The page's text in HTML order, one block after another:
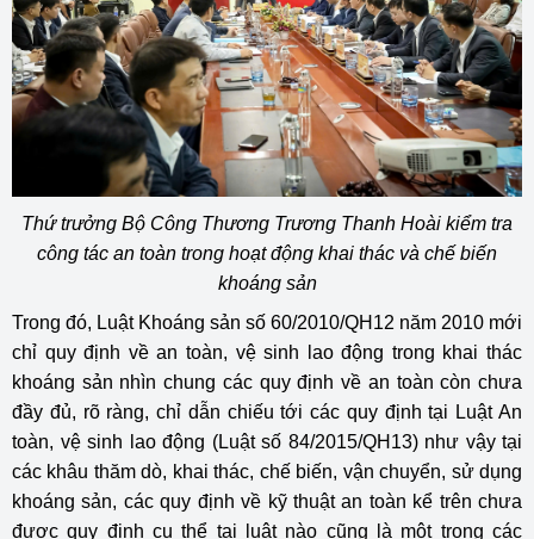
Thứ trưởng Bộ Công Thương Trương Thanh Hoài kiểm tra
công tác an toàn trong hoạt động khai thác và chế biến
khoáng sản
Trong đó, Luật Khoáng sản số 60/2010/QH12 năm 2010 mới
chỉ quy định về an toàn, vệ sinh lao động trong khai thác
khoáng sản nhìn chung các quy định về an toàn còn chưa
đầy đủ, rõ ràng, chỉ dẫn chiếu tới các quy định tại Luật An
toàn, vệ sinh lao động (Luật số 84/2015/QH13) như vậy tại
các khâu thăm dò, khai thác, chế biến, vận chuyển, sử dụng
khoáng sản, các quy định về kỹ thuật an toàn kể trên chưa
được quy định cụ thể tại luật nào cũng là một trong các